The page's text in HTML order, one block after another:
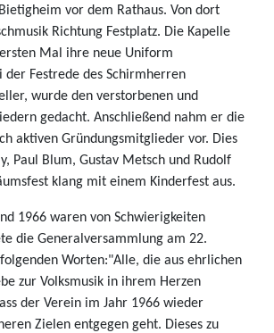
vor dem Rathaus. Von dort
Richtung Festplatz. Die Kapelle
Mal ihre neue Uniform
der Festrede des Schirmherren
wurde den verstorbenen und
gedacht. Anschließend nahm er die
aktiven Gründungsmitglieder vor. Dies
Paul Blum, Gustav Metsch und Rudolf
klang mit einem Kinderfest aus.
1966 waren von Schwierigkeiten
die Generalversammlung am 22.
Worten:"Alle, die aus ehrlichen
zur Volksmusik in ihrem Herzen
der Verein im Jahr 1966 wieder
Zielen entgegen geht. Dieses zu